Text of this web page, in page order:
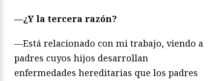
—¿Y la tercera razón?
—Está relacionado con mi trabajo, viendo a
padres cuyos hijos desarrollan
enfermedades hereditarias que los padres